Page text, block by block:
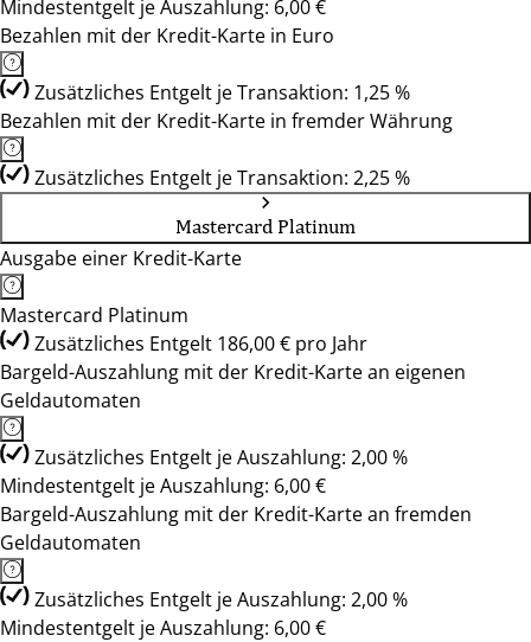
Mindestentgelt je Auszahlung: 6,00 €
Bezahlen mit der Kredit-Karte in Euro
Zusätzliches Entgelt je Transaktion: 1,25 %
Bezahlen mit der Kredit-Karte in fremder Währung
Zusätzliches Entgelt je Transaktion: 2,25 %
Mastercard Platinum
Ausgabe einer Kredit-Karte
Mastercard Platinum
Zusätzliches Entgelt 186,00 € pro Jahr
Bargeld-Auszahlung mit der Kredit-Karte an eigenen
Geldautomaten
Zusätzliches Entgelt je Auszahlung: 2,00 %
Mindestentgelt je Auszahlung: 6,00 €
Bargeld-Auszahlung mit der Kredit-Karte an fremden
Geldautomaten
Zusätzliches Entgelt je Auszahlung: 2,00 %
Mindestentgelt je Auszahlung: 6,00 €